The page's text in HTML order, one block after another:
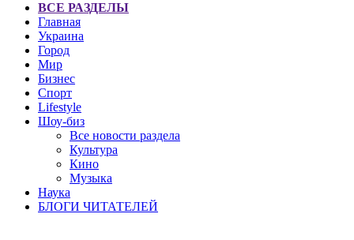
ВСЕ РАЗДЕЛЫ
Главная
Украина
Город
Мир
Бизнес
Спорт
Lifestyle
Шоу-биз
Все новости раздела
Культура
Кино
Музыка
Наука
БЛОГИ ЧИТАТЕЛЕЙ